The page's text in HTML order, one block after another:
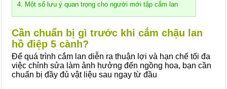
4. Một số lưu ý quan trọng cho người mới tập cắm lan
Cần chuẩn bị gì trước khi cắm chậu lan
hồ điệp 5 cành?
Để quá trình cắm lan diễn ra thuận lợi và hạn chế tối đa
việc chỉnh sửa làm ảnh hưởng đến ngồng hoa, bạn cần
chuẩn bị đầy đủ vật liệu sau ngay từ đầu